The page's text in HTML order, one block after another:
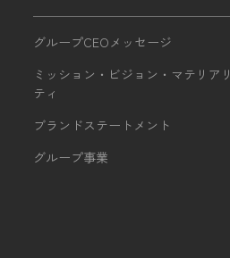
グループCEOメッセージ
ミッション・ビジョン・マテリアリ
ティ
ブランドステートメント
グループ事業